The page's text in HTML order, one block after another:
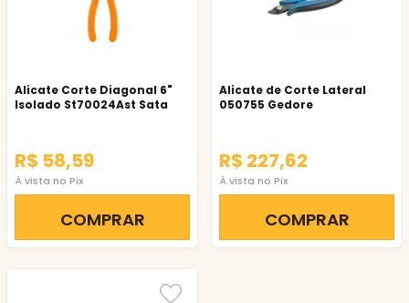
Alicate Corte Diagonal 6"
Isolado St70024Ast Sata
R$ 58,59
À vista no Pix
COMPRAR
Alicate de Corte Lateral
050755 Gedore
R$ 227,62
À vista no Pix
COMPRAR